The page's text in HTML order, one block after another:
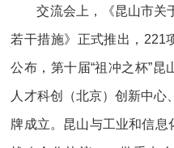
交流会上，《昆山市关
若干措施》正式推出，221
公布，第十届“祖冲之杯”
人才科创（北京）创新中
牌成立。昆山与工业和信